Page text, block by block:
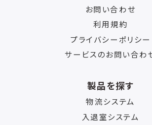
お問い合わせ
利用規約
プライバシーポリシー
サービスのお問い合わ
製品を探す
物流システム
入退室システム